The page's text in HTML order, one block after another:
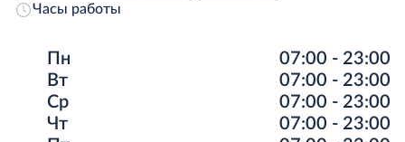
Часы работы
Пн
07:00 - 23:00
Вт
07:00 - 23:00
Ср
07:00 - 23:00
Чт
07:00 - 23:00